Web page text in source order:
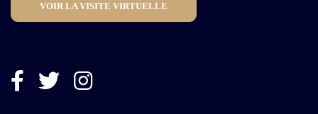
VOIR LA VISITE VIRTUELLE